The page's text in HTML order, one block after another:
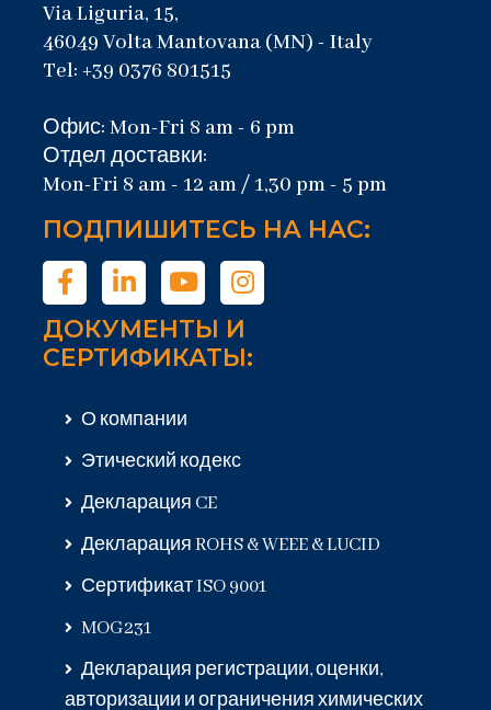
Via Liguria, 15,
46049 Volta Mantovana (MN) - Italy
Tel: +39 0376 801515
Офис: Mon-Fri 8 am - 6 pm
Отдел доставки:
Mon-Fri 8 am - 12 am / 1,30 pm - 5 pm
ПОДПИШИТЕСЬ НА НАС:
ДОКУМЕНТЫ И
СЕРТИФИКАТЫ:
О компании
Этический кодекс
Декларация CE
Декларация ROHS & WEEE & LUCID
Сертификат ISO 9001
MOG231
Декларация регистрации, оценки,
авторизации и ограничения химических